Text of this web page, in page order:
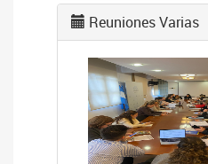
Reuniones Varias